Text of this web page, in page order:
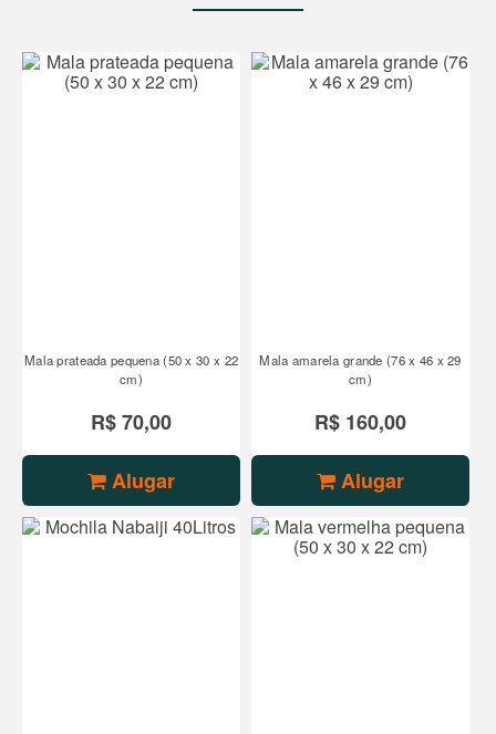
Mala prateada pequena (50 x 30 x 22
cm)
R$ 70,00
Alugar
Mala amarela grande (76 x 46 x 29
cm)
R$ 160,00
Alugar